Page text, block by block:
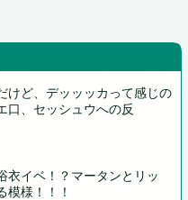
けど、デッッッカって感じの
口、セッシュウへの反
衣イベ！？マータンとリッ
模様！！！